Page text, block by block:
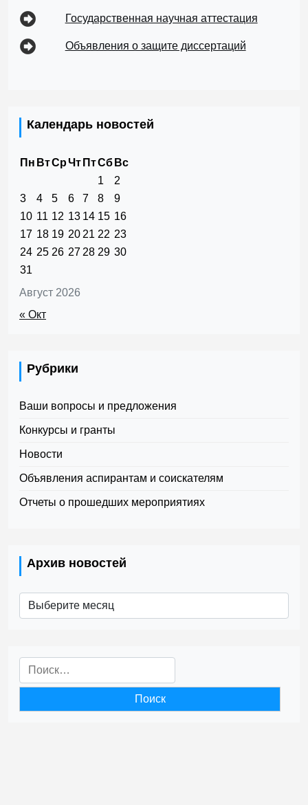
Государственная научная аттестация
Объявления о защите диссертаций
Календарь новостей
Август 2026
Пн ВтСрЧт ПтСб Вс
1
2
3
4 5 6 7 8
9
10 11 12 13 14 15 16
17 18 19 20 21 22 23
24 25 26 27 28 29 30
31
« Окт
Рубрики
Ваши вопросы и предложения
Конкурсы и гранты
Новости
Объявления аспирантам и соискателям
Отчеты о прошедших мероприятиях
Архив новостей
Архив
новостей
Найти: